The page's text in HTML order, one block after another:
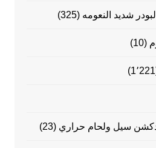
شديد النعومه (325)
(10)
سيل ولحام حراري (23)